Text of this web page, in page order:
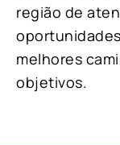
região de
melhores
objetivos.